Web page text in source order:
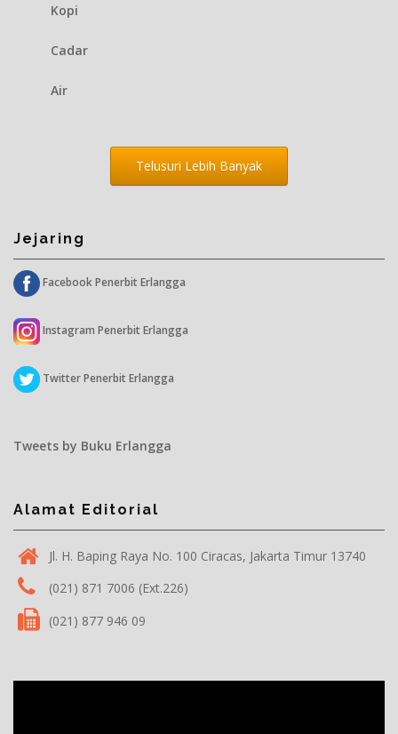
Kopi
Cadar
Air
Telusuri Lebih Banyak
Jejaring
Facebook Penerbit Erlangga
Instagram Penerbit Erlangga
Twitter Penerbit Erlangga
Tweets by Buku Erlangga
Alamat Editorial
Jl. H. Baping Raya No. 100 Ciracas, Jakarta Timur 13740
(021) 871 7006 (Ext.226)
(021) 877 946 09